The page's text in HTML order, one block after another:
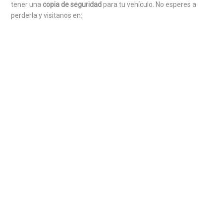
tener una copia de seguridadpara tu vehículo. No esperes a
perderla y visitanos en: